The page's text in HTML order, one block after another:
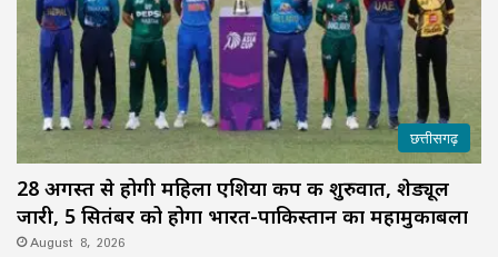
छत्तीसगढ़
28 अगस्त से होगी महिला एशिया कप की शुरुवात, शेड्यूल
जारी, 5 सितंबर को होगा भारत-पाकिस्तान का महामुकाबला
August 8, 2026